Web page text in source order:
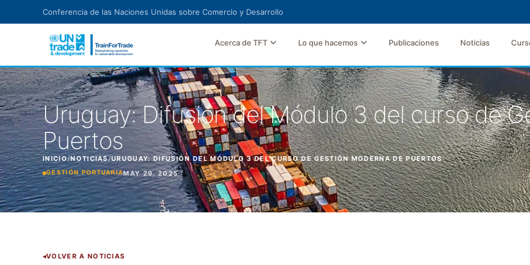
Conferencia de las Naciones Unidas sobre Comercio y Desarrollo
Acerca de TFT Lo que hacemos Publicaciones Noticias
Uruguay: Difusión del Módulo 3 del curso de
Puertos
INICIO/NOTICIAS/URUGUAY: DIFUSIÓN DEL MÓDULO 3 DEL CURSO DE GESTIÓN MODERNA DE PUERTOS
GESTIÓN PORTUARIAMAY 29, 2025
VOLVER A NOTICIAS